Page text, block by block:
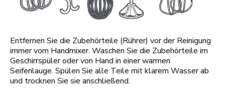
Entfernen Sie die Zubehörteile (Rührer) vor der Reinigung
immer vom Handmixer. Waschen Sie die Zubehörteile im
Geschirrspüler oder von Hand in einer warmen
Seifenlauge. Spülen Sie alle Teile mit klarem Wasser ab
und trocknen Sie sie anschließend.